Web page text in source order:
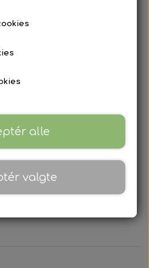
alle
valgte